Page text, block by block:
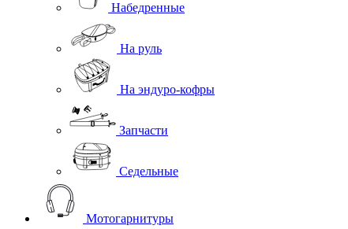
Набедренные
На руль
На эндуро-кофры
Запчасти
Седельные
Мотогарнитуры